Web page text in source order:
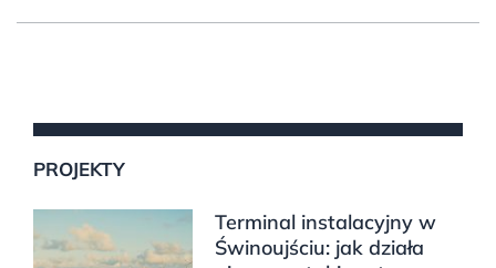
PROJEKTY
Terminal instalacyjny w
Świnoujściu: jak działa